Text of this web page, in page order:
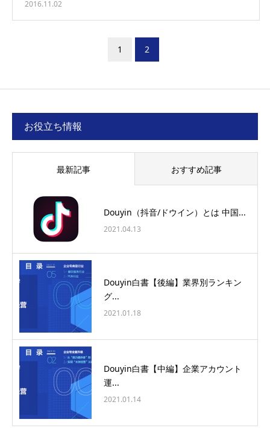
2016.11.02
1 2
お役立ち情報
最新記事 おすすめ記事
Douyin（抖音/ドウイン）とは 中国...
2021.04.13
Douyin白書【後編】業界別ランキン
グ...
2021.01.18
Douyin白書【中編】企業アカウント
運...
2021.01.14